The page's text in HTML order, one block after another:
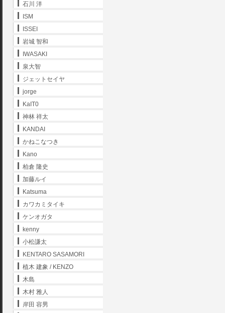
石川 洋
ISM
ISSEI
岩城 智和
IWASAKI
泉大智
ジェットセイヤ
jorge
KaIT0
神林 祥太
KANDAI
かねこなつき
Kano
柏倉 隆史
加藤ルイ
Katsuma
カワカミタイキ
ケンオガタ
kenny
小松謙太
KENTARO SASAMORI
植木 建象 / KENZO
木島
木村 雅人
岸田 容男